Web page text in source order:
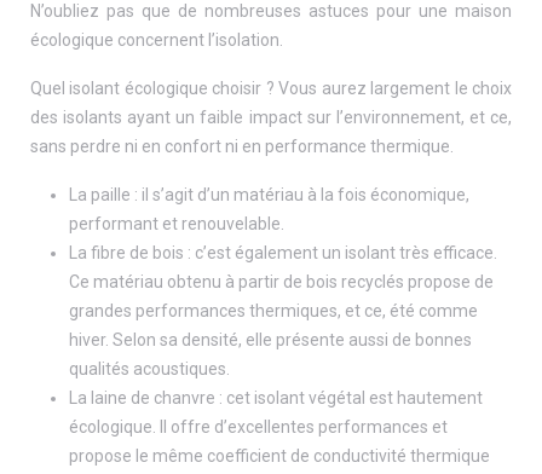
N’oubliez pas que de nombreuses astuces pour une maison
écologique concernent l’isolation.
Quel isolant écologique choisir ? Vous aurez largement le choix
des isolants ayant un faible impact sur l’environnement, et ce,
sans perdre ni en confort ni en performance thermique.
La paille : il s’agit d’un matériau à la fois économique,
performant et renouvelable.
La fibre de bois : c’est également un isolant très efficace.
Ce matériau obtenu à partir de bois recyclés propose de
grandes performances thermiques, et ce, été comme
hiver. Selon sa densité, elle présente aussi de bonnes
qualités acoustiques.
La laine de chanvre : cet isolant végétal est hautement
écologique. Il offre d’excellentes performances et
propose le même coefficient de conductivité thermique